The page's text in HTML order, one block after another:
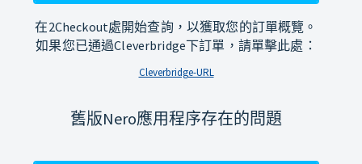
在2Checkout處開始查詢，以獲取您的訂單概覽。
如果您已通過Cleverbridge下訂單，請單擊此處：
Cleverbridge-URL
舊版Nero應用程序存在的問題